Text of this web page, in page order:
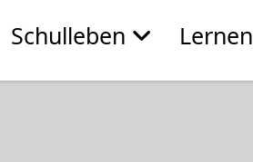
Schulleben Lernen